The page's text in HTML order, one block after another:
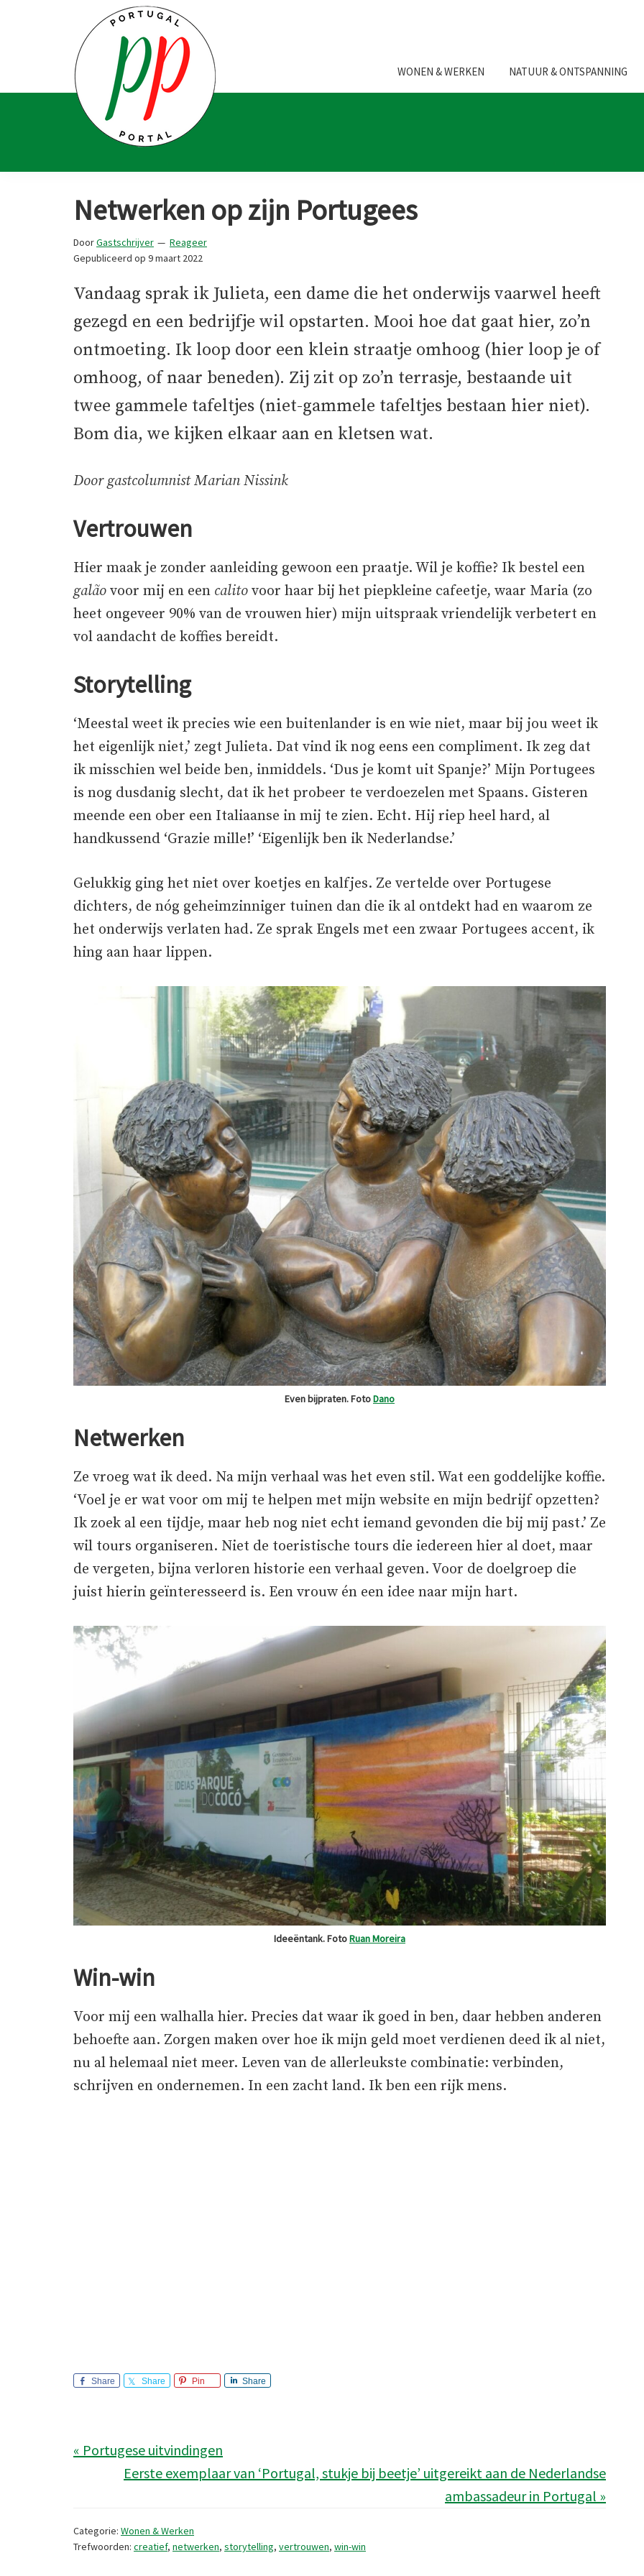
hoofdnavigatie
Portal
en
fanaten
WONEN & WERKEN NATUUR & ONTSPANNING
Netwerken op zijn Portugees
DoorGastschrijver
Reageer
Gepubliceerd op 9 maart 2022
Vandaag sprak ik Julieta, een dame die het onderwijs vaarwel heeft
gezegd en een bedrijfje wil opstarten. Mooi hoe dat gaat hier, zo’n
ontmoeting. Ik loop door een klein straatje omhoog (hier loop je of
omhoog, of naar beneden). Zij zit op zo’n terrasje, bestaande uit
twee gammele tafeltjes (niet-gammele tafeltjes bestaan hier niet).
Bom dia, we kijken elkaar aan en kletsen wat.
Door gastcolumnist Marian Nissink
Vertrouwen
Hier maak je zonder aanleiding gewoon een praatje. Wil je koffie? Ik bestel een
galão voor mij en een calito voor haar bij het piepkleine cafeetje, waar Maria (zo
heet ongeveer 90% van de vrouwen hier) mijn uitspraak vriendelijk verbetert en
vol aandacht de koffies bereidt.
Storytelling
‘Meestal weet ik precies wie een buitenlander is en wie niet, maar bij jou weet ik
het eigenlijk niet,’ zegt Julieta. Dat vind ik nog eens een compliment. Ik zeg dat
ik misschien wel beide ben, inmiddels. ‘Dus je komt uit Spanje?’ Mijn Portugees
is nog dusdanig slecht, dat ik het probeer te verdoezelen met Spaans. Gisteren
meende een ober een Italiaanse in mij te zien. Echt. Hij riep heel hard, al
handkussend ‘Grazie mille!’ ‘Eigenlijk ben ik Nederlandse.’
Gelukkig ging het niet over koetjes en kalfjes. Ze vertelde over Portugese
dichters, de nóg geheimzinniger tuinen dan die ik al ontdekt had en waarom ze
het onderwijs verlaten had. Ze sprak Engels met een zwaar Portugees accent, ik
hing aan haar lippen.
Even bijpraten. FotoDano
Netwerken
Ze vroeg wat ik deed. Na mijn verhaal was het even stil. Wat een goddelijke koffie.
‘Voel je er wat voor om mij te helpen met mijn website en mijn bedrijf opzetten?
Ik zoek al een tijdje, maar heb nog niet echt iemand gevonden die bij mij past.’ Ze
wil tours organiseren. Niet de toeristische tours die iedereen hier al doet, maar
de vergeten, bijna verloren historie een verhaal geven. Voor de doelgroep die
juist hierin geïnteresseerd is. Een vrouw én een idee naar mijn hart.
Ideeëntank. FotoRuan Moreira
Win-win
Voor mij een walhalla hier. Precies dat waar ik goed in ben, daar hebben anderen
behoefte aan. Zorgen maken over hoe ik mijn geld moet verdienen deed ik al niet,
nu al helemaal niet meer. Leven van de allerleukste combinatie: verbinden,
schrijven en ondernemen. In een zacht land. Ik ben een rijk mens.
Share Share Pin Share
« Portugese uitvindingen
Eerste exemplaar van ‘Portugal, stukje bij beetje’ uitgereikt aan de Nederlandse
ambassadeur in Portugal »
Categorie: Wonen & Werken
Trefwoorden: creatief, netwerken, storytelling, vertrouwen, win-win